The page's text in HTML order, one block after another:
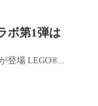
ボ第1弾は
登場 LEGO®...